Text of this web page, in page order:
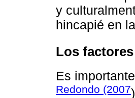
y
hincapié en
Los
Es
Redondo (2007